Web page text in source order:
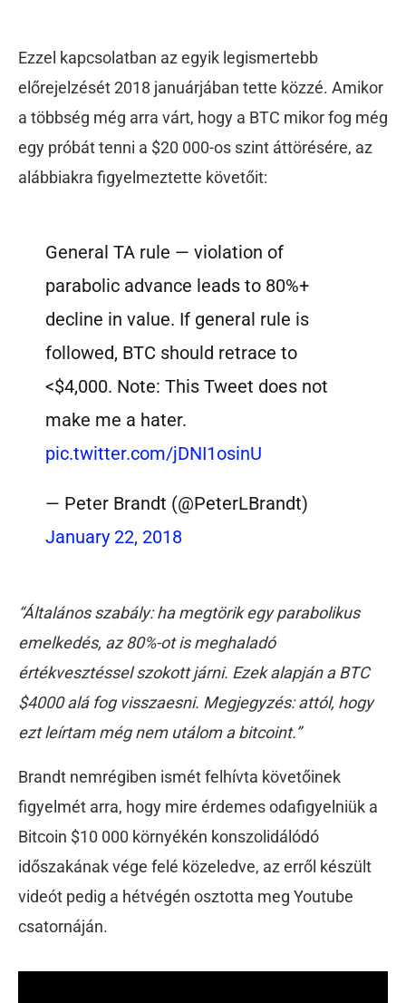
Ezzel kapcsolatban az egyik legismertebb
előrejelzését 2018 januárjában tette közzé. Amikor
a többség még arra várt, hogy a BTC mikor fog még
egy próbát tenni a $20 000-os szint áttörésére, az
alábbiakra figyelmeztette követőit:
General TA rule — violation of
parabolic advance leads to 80%+
decline in value. If general rule is
followed, BTC should retrace to
<$4,000. Note: This Tweet does not
make me a hater.
pic.twitter.com/jDNI1osinU
— Peter Brandt (@PeterLBrandt)
January 22, 2018
“Általános szabály: ha megtörik egy parabolikus
emelkedés, az 80%-ot is meghaladó
értékvesztéssel szokott járni. Ezek alapján a BTC
$4000 alá fog visszaesni. Megjegyzés: attól, hogy
ezt leírtam még nem utálom a bitcoint.”
Brandt nemrégiben ismét felhívta követőinek
figyelmét arra, hogy mire érdemes odafigyelniük a
Bitcoin $10 000 környékén konszolidálódó
időszakának vége felé közeledve, az erről készült
videót pedig a hétvégén osztotta meg Youtube
csatornáján.